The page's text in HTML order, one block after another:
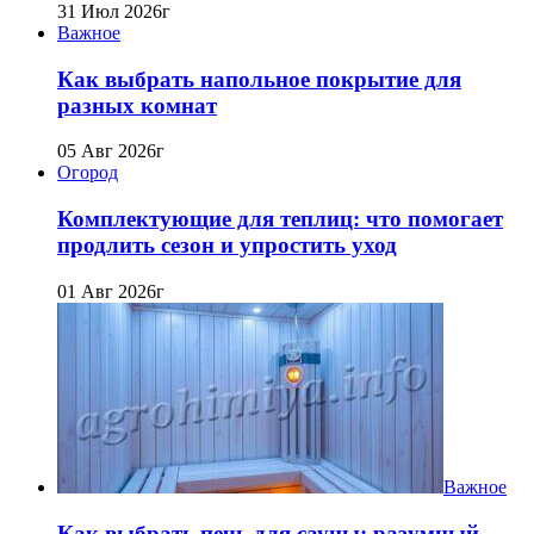
31 Июл 2026г
Важное
Как выбрать напольное покрытие для
разных комнат
05 Авг 2026г
Огород
Комплектующие для теплиц: что помогает
продлить сезон и упростить уход
01 Авг 2026г
Важное